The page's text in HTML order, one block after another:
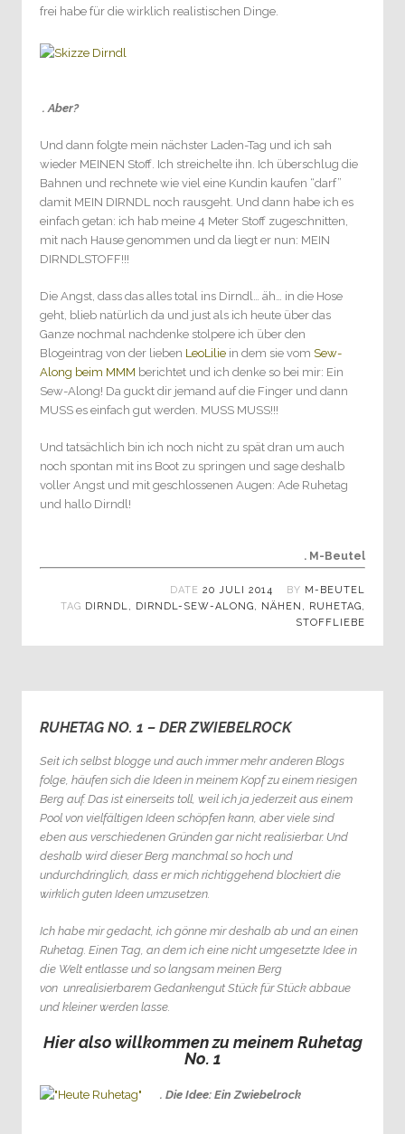
frei habe für die wirklich realistischen Dinge.
. Aber?
Und dann folgte mein nächster Laden-Tag und ich sah
wieder MEINEN Stoff. Ich streichelte ihn. Ich überschlug die
Bahnen und rechnete wie viel eine Kundin kaufen “darf”
damit MEIN DIRNDL noch rausgeht. Und dann habe ich es
einfach getan: ich hab meine 4 Meter Stoff zugeschnitten,
mit nach Hause genommen und da liegt er nun: MEIN
DIRNDLSTOFF!!!
Die Angst, dass das alles total ins Dirndl… äh… in die Hose
geht, blieb natürlich da und just als ich heute über das
Ganze nochmal nachdenke stolpere ich über den
Blogeintrag von der lieben LeoLilie in dem sie vom Sew-
Along beim MMM berichtet und ich denke so bei mir: Ein
Sew-Along! Da guckt dir jemand auf die Finger und dann
MUSS es einfach gut werden. MUSS MUSS!!!
Und tatsächlich bin ich noch nicht zu spät dran um auch
noch spontan mit ins Boot zu springen und sage deshalb
voller Angst und mit geschlossenen Augen: Ade Ruhetag
und hallo Dirndl!
. M-Beutel
DATE 20 JULI 2014 BY M-BEUTEL
TAG DIRNDL, DIRNDL-SEW-ALONG, NÄHEN , RUHETAG,
STOFFLIEBE
RUHETAG NO. 1 – DER ZWIEBELROCK
Seit ich selbst blogge und auch immer mehr anderen Blogs
folge, häufen sich die Ideen in meinem Kopf zu einem riesigen
Berg auf. Das ist einerseits toll, weil ich ja jederzeit aus einem
Pool von vielfältigen Ideen schöpfen kann, aber viele sind
eben aus verschiedenen Gründen gar nicht realisierbar. Und
deshalb wird dieser Berg manchmal so hoch und
undurchdringlich, dass er mich richtiggehend blockiert die
wirklich guten Ideen umzusetzen.
Ich habe mir gedacht, ich gönne mir deshalb ab und an einen
Ruhetag. Einen Tag, an dem ich eine nicht umgesetzte Idee in
die Welt entlasse und so langsam meinen Berg
von unrealisierbarem Gedankengut Stück für Stück abbaue
und kleiner werden lasse.
Hier also willkommen zu meinem Ruhetag
No. 1
. Die Idee: Ein Zwiebelrock